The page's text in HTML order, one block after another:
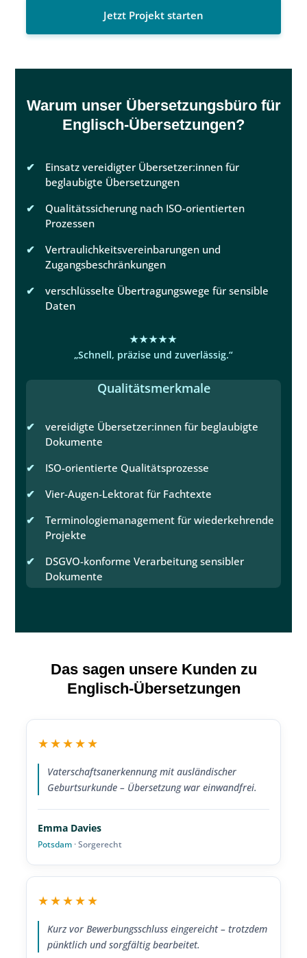
Jetzt Projekt starten
Warum unser Übersetzungsbüro für
Englisch-Übersetzungen?
Einsatz vereidigter Übersetzer:innen für
beglaubigte Übersetzungen
Qualitätssicherung nach ISO-orientierten
Prozessen
Vertraulichkeitsvereinbarungen und
Zugangsbeschränkungen
verschlüsselte Übertragungswege für sensible
Daten
★★★★★
„Schnell, präzise und zuverlässig.“
Qualitätsmerkmale
vereidigte Übersetzer:innen für beglaubigte
Dokumente
ISO-orientierte Qualitätsprozesse
Vier-Augen-Lektorat für Fachtexte
Terminologiemanagement für wiederkehrende
Projekte
DSGVO-konforme Verarbeitung sensibler
Dokumente
Das sagen unsere Kunden zu
Englisch-Übersetzungen
★★★★★
Vaterschaftsanerkennung mit ausländischer
Geburtsurkunde – Übersetzung war einwandfrei.
Emma Davies
Potsdam · Sorgerecht
★★★★★
Kurz vor Bewerbungsschluss eingereicht – trotzdem
pünktlich und sorgfältig bearbeitet.